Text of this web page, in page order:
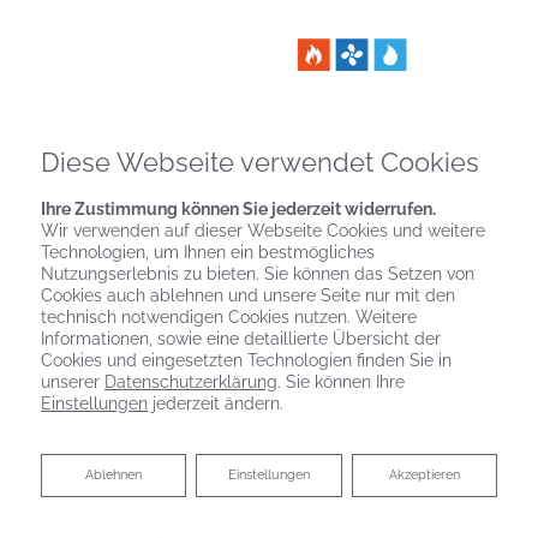
BARRIEREFREIES BAD VON
GEBÄUDE-TECHNIK-REHWAGEN
GMBH & CO. KG
Diese Webseite verwendet Cookies
Ihre Zustimmung können Sie jederzeit widerrufen.
Wir verwenden auf dieser Webseite Cookies und weitere
Technologien, um Ihnen ein bestmögliches
Nutzungserlebnis zu bieten. Sie können das Setzen von
Cookies auch ablehnen und unsere Seite nur mit den
technisch notwendigen Cookies nutzen. Weitere
Informationen, sowie eine detaillierte Übersicht der
Cookies und eingesetzten Technologien finden Sie in
unserer Datenschutzerklärung. Sie können Ihre
Einstellungen jederzeit ändern.
Akzeptieren
Einstellungen
Ablehnen
Ablehnen